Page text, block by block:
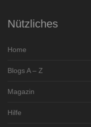
Nützliches
Home
Blogs A – Z
Magazin
Hilfe